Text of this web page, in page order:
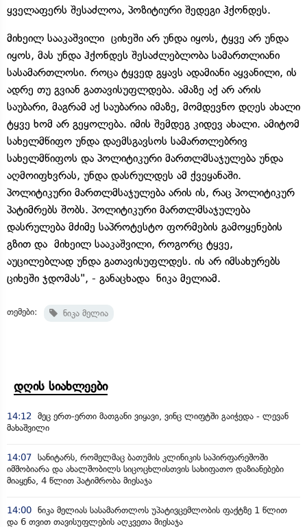
ყველაფერს შესაძლოა, პოზიტიური შედეგი ჰქონდეს.
მიხეილ სააკაშვილი ციხეში არ უნდა იყოს, ტყვე არ უნდა
იყოს, მას უნდა ჰქონდეს შესაძლებლობა სამართლიანი
სასამართლოსი. როცა ტყვედ გყავს ადამიანი აყვანილი, ის
ადრე თუ გვიან გათავისუფლდება. ამაზე აქ არ არის
საუბარი, მაგრამ აქ საუბარია იმაზე, მომდევნო დღეს ახალი
ტყვე ხომ არ გეყოლება. იმის შემდეგ კიდევ ახალი. ამიტომ
სახელმწიფო უნდა დაემსგავსოს სამართლებრივ
სახელმწიფოს და პოლიტიკური მართლმსაჯულება უნდა
აღმოიფხვრას, უნდა დასრულდეს ამ ქვეყანაში.
პოლიტიკური მართლმსაჯულება არის ის, რაც პოლიტიკურ
პატიმრებს შობს. პოლიტიკური მართლმსაჯულება
დასრულება მძიმე საპროტესტო ფორმების გამოყენების
გზით და მიხეილ სააკაშვილი, როგორც ტყვე,
აუცილებლად უნდა გათავისუფლდეს. ის არ იმსახურებს
ციხეში ჯდომას", - განაცხადა ნიკა მელიამ.
თემები: ნიკა მელია
დღის სიახლეები
14:12
მეც ერთ-ერთი მათგანი ვიყავი, ვინც ლიფტში გაიჭედა - ლევან
მახაშვილი
14:07 სანიტარს, რომელმაც ბათუმის კლინიკის საპირფარეშოში
იმშობიარა და ახალშობილს სიცოცხლისთვის სახიფათო დაზიანებები
მიაყენა, 4 წლით პატიმრობა მიესაჯა
14:00 ნიკა მელიას სასამართლოს უპატივცემლობის ფაქტზე 1 წლით
და 6 თვით თავისუფლების აღკვეთა მიესაჯა